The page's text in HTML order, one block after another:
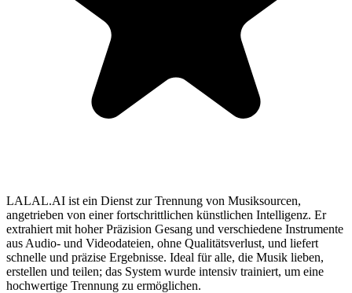
LALAL.AI ist ein Dienst zur Trennung von Musiksourcen,
angetrieben von einer fortschrittlichen künstlichen Intelligenz. Er
extrahiert mit hoher Präzision Gesang und verschiedene Instrumente
aus Audio- und Videodateien, ohne Qualitätsverlust, und liefert
schnelle und präzise Ergebnisse. Ideal für alle, die Musik lieben,
erstellen und teilen; das System wurde intensiv trainiert, um eine
hochwertige Trennung zu ermöglichen.